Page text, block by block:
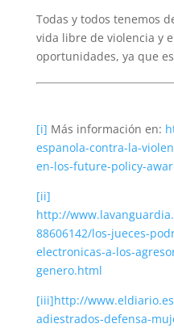
Todas y todos tenemos
vida libre de violencia y
oportunidades, ya que
[i] Más información en:
espanola-contra-la-
en-los-future-policy-
[ii]
http://
88606142/los-jueces-
electronicas-a-los-
genero.html
[iii]http://
adiestrados-defensa-